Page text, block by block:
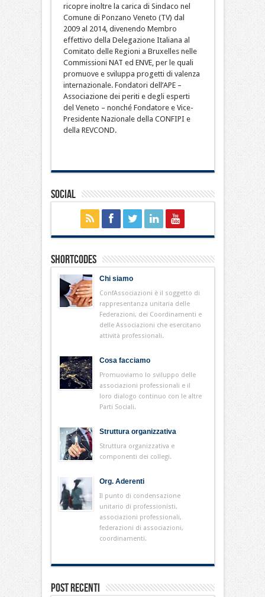
ricopre inoltre la carica di Sindaco nel
Comune di Ponzano Veneto (TV) dal
2009 al 2014, divenendo Membro
effettivo della Delegazione Italiana al
Comitato delle Regioni a Bruxelles nelle
Commissioni NAT ed ENVE, per le quali
promuove e sviluppa progetti di valenza
internazionale. Fondatori dell’APE –
Associazione dei periti e degli esperti
del Veneto – nonché Fondatore e Vice-
Presidente Nazionale della CONFIPI e
della REVCOND.
Social
Shortcodes
Chi siamo
ConfAssociazioni è il soggetto di
rappresentanza unitaria delle
Federazioni, dei Coordinamenti e
delle Associazioni che esercitano
attività professionali.
Cosa facciamo
Promuoviamo lo sviluppo delle
associazioni professionali e il
loro dialogo continuo con le altre
Parti Sociali.
Struttura organizzativa
Struttura organizzativa e
componenti dei collegi.
Org. Aderenti
Il punto di condensazione
unitario di professionisti,
associazioni professionali,
federazioni di associazioni,
coordinamenti.
Post Recenti